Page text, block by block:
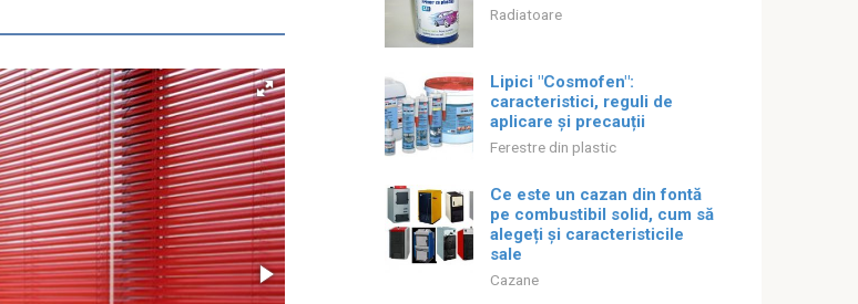
Radiatoare
Lipici "Cosmofen":
caracteristici, reguli de
aplicare și precauții
Ferestre din plastic
Ce este un cazan din fontă
pe combustibil solid, cum să
alegeți și caracteristicile
sale
Cazane